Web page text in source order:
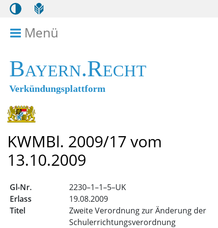
Menü
Bayern.Recht
Verkündungsplattform
KWMBl. 2009/17 vom
13.10.2009
2230–1–1–5–UK
19.08.2009
Zweite Verordnung zur Änderung der
Schulerrichtungsverordnung